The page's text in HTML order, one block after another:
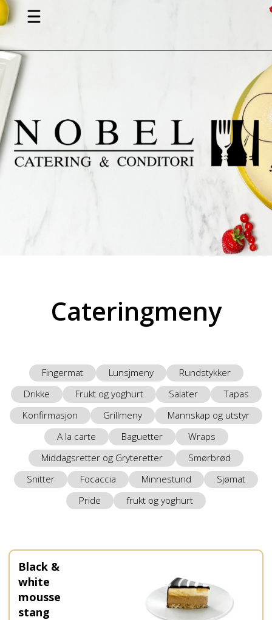
Cateringmeny
Fingermat Lunsjmeny
Rundstykker
Drikke
Frukt og yoghurt Salater
Tapas
Konfirmasjon
Grillmeny
Mannskap og utstyr
A la carte
Baguetter
Wraps
Middagsretter og Gryteretter
Smørbrød
Snitter
Focaccia Minnestund
Sjømat
Pride
frukt og yoghurt
Black &
white
mousse
stang